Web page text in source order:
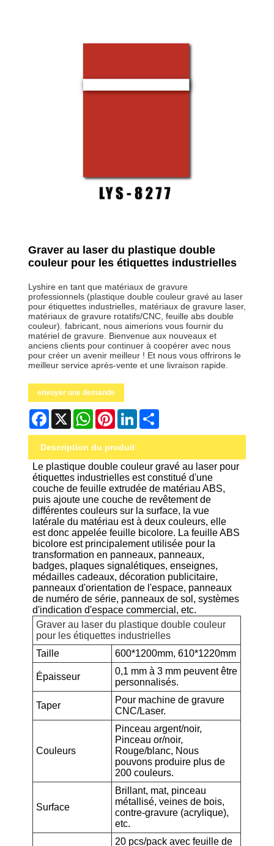
Graver au laser du plastique double
couleur pour les étiquettes industrielles
Lyshire en tant que matériaux de gravure
professionnels (plastique double couleur gravé au laser
pour étiquettes industrielles, matériaux de gravure laser,
matériaux de gravure rotatifs/CNC, feuille abs double
couleur). fabricant, nous aimerions vous fournir du
matériel de gravure. Bienvenue aux nouveaux et
anciens clients pour continuer à coopérer avec nous
pour créer un avenir meilleur ! Et nous vous offrirons le
meilleur service après-vente et une livraison rapide.
envoyer une demande
Facebook
X WhatsAppPinterestLinkedInShare
Description du produit
Le plastique double couleur gravé au laser pour
étiquettes industrielles est constitué d'une
couche de feuille extrudée de matériau ABS,
puis ajoute une couche de revêtement de
différentes couleurs sur la surface, la vue
latérale du matériau est à deux couleurs, elle
est donc appelée feuille bicolore. La feuille ABS
bicolore est principalement utilisée pour la
transformation en panneaux, panneaux,
badges, plaques signalétiques, enseignes,
médailles cadeaux, décoration publicitaire,
panneaux d'orientation de l'espace, panneaux
de numéro de série, panneaux de sol, systèmes
d'indication d'espace commercial, etc.
Graver au laser du plastique double couleur
pour les étiquettes industrielles
Taille
600*1200mm, 610*1220mm
Épaisseur
0,1 mm à 3 mm peuvent être
personnalisés.
Taper
Pour machine de gravure
CNC/Laser.
Couleurs
Pinceau argent/noir,
Pinceau or/noir,
Rouge/blanc, Nous
pouvons produire plus de
200 couleurs.
Surface
Brillant, mat, pinceau
métallisé, veines de bois,
contre-gravure (acrylique),
etc.
20 pcs/pack avec feuille de